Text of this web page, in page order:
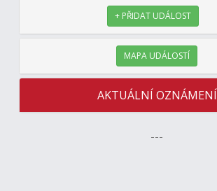
+ PŘIDAT UDÁLOST
MAPA UDÁLOSTÍ
AKTUÁLNÍ OZNÁMENÍ
---